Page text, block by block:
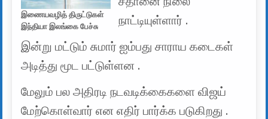
இணையவழித் திருட்டுகள்
இந்தியா இலங்கை பேச்சு
நாட்டியுள்ளார் .
இன்று மட்டும் சுமார் ஐம்பது சாராய கடைகள்
அடித்து மூட பட்டுள்ளன .
மேலும் பல அதிரடி நடவடிக்கைகளை விஜய்
மேற்கொள்வார் என எதிர் பார்க்க படுகிறது .